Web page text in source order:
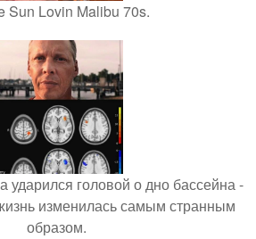
Sun Lovin Malibu 70s.
ударился головой о дно бассейна -
изменилась самым странным
образом.